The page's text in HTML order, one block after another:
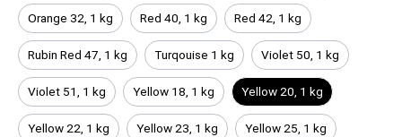
Orange 32, 1 kg Red 40, 1 kg Red 42, 1 kg
Rubin Red 47, 1 kg Turqouise 1 kg Violet 50, 1 kg
Violet 51, 1 kg Yellow 18, 1 kg Yellow 20, 1 kg
Yellow 22, 1 kg Yellow 23, 1 kg Yellow 25, 1 kg